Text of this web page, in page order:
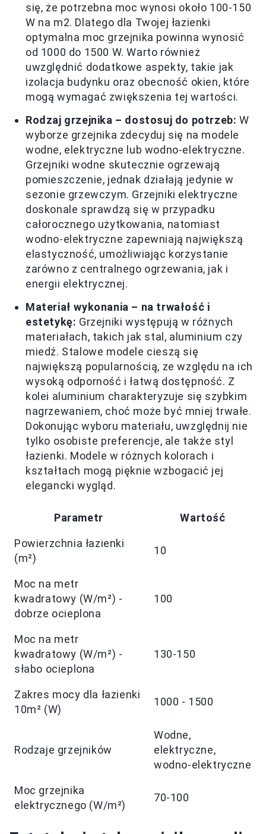
się, że potrzebna moc wynosi około 100-150
W na m2. Dlatego dla Twojej łazienki
optymalna moc grzejnika powinna wynosić
od 1000 do 1500 W. Warto również
uwzględnić dodatkowe aspekty, takie jak
izolacja budynku oraz obecność okien, które
mogą wymagać zwiększenia tej wartości.
Rodzaj grzejnika – dostosuj do potrzeb: W
wyborze grzejnika zdecyduj się na modele
wodne, elektryczne lub wodno-elektryczne.
Grzejniki wodne skutecznie ogrzewają
pomieszczenie, jednak działają jedynie w
sezonie grzewczym. Grzejniki elektryczne
doskonale sprawdzą się w przypadku
całorocznego użytkowania, natomiast
wodno-elektryczne zapewniają największą
elastyczność, umożliwiając korzystanie
zarówno z centralnego ogrzewania, jak i
energii elektrycznej.
Materiał wykonania – na trwałość i
estetykę: Grzejniki występują w różnych
materiałach, takich jak stal, aluminium czy
miedź. Stalowe modele cieszą się
największą popularnością, ze względu na ich
wysoką odporność i łatwą dostępność. Z
kolei aluminium charakteryzuje się szybkim
nagrzewaniem, choć może być mniej trwałe.
Dokonując wyboru materiału, uwzględnij nie
tylko osobiste preferencje, ale także styl
łazienki. Modele w różnych kolorach i
kształtach mogą pięknie wzbogacić jej
elegancki wygląd.
Parametr Wartość
Powierzchnia łazienki
(m²)
10
Moc na metr
kwadratowy (W/m²) -
dobrze ocieplona
100
Moc na metr
kwadratowy (W/m²) -
słabo ocieplona
130-150
Zakres mocy dla łazienki
10m² (W)
1000 - 1500
Rodzaje grzejników
Wodne,
elektryczne,
wodno-elektryczne
Moc grzejnika
elektrycznego (W/m²)
70-100